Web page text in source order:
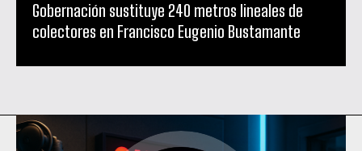
Gobernación sustituye 240 metros lineales de
colectores en Francisco Eugenio Bustamante